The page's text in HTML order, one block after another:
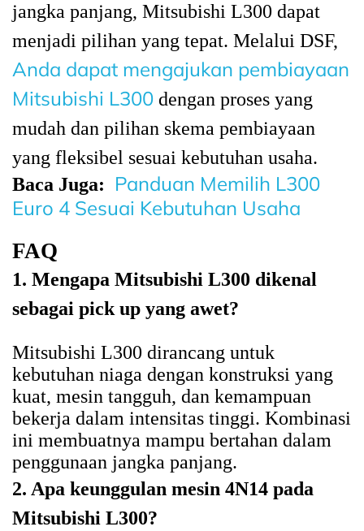
jangka panjang, Mitsubishi L300 dapat
menjadi pilihan yang tepat. Melalui DSF,
Anda dapat mengajukan pembiayaan
Mitsubishi L300 dengan proses yang
mudah dan pilihan skema pembiayaan
yang fleksibel sesuai kebutuhan usaha.
Baca Juga:
Panduan Memilih L300
Euro 4 Sesuai Kebutuhan Usaha
FAQ
1. Mengapa Mitsubishi L300 dikenal
sebagai pick up yang awet?
Mitsubishi L300 dirancang untuk
kebutuhan niaga dengan konstruksi yang
kuat, mesin tangguh, dan kemampuan
bekerja dalam intensitas tinggi. Kombinasi
ini membuatnya mampu bertahan dalam
penggunaan jangka panjang.
2. Apa keunggulan mesin 4N14 pada
Mitsubishi L300?